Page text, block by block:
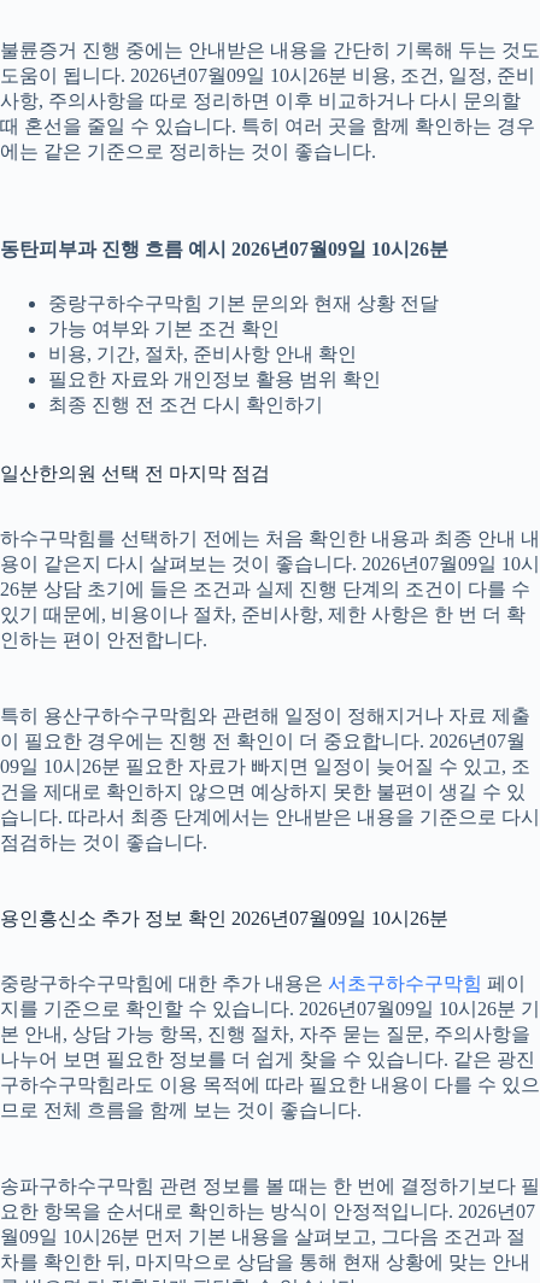
불륜증거 진행 중에는 안내받은 내용을 간단히 기록해 두는 것도
도움이 됩니다. 2026년07월09일 10시26분 비용, 조건, 일정, 준비
사항, 주의사항을 따로 정리하면 이후 비교하거나 다시 문의할
때 혼선을 줄일 수 있습니다. 특히 여러 곳을 함께 확인하는 경우
에는 같은 기준으로 정리하는 것이 좋습니다.
동탄피부과 진행 흐름 예시 2026년07월09일 10시26분
중랑구하수구막힘 기본 문의와 현재 상황 전달
가능 여부와 기본 조건 확인
비용, 기간, 절차, 준비사항 안내 확인
필요한 자료와 개인정보 활용 범위 확인
최종 진행 전 조건 다시 확인하기
일산한의원 선택 전 마지막 점검
하수구막힘를 선택하기 전에는 처음 확인한 내용과 최종 안내 내
용이 같은지 다시 살펴보는 것이 좋습니다. 2026년07월09일 10시
26분 상담 초기에 들은 조건과 실제 진행 단계의 조건이 다를 수
있기 때문에, 비용이나 절차, 준비사항, 제한 사항은 한 번 더 확
인하는 편이 안전합니다.
특히 용산구하수구막힘와 관련해 일정이 정해지거나 자료 제출
이 필요한 경우에는 진행 전 확인이 더 중요합니다. 2026년07월
09일 10시26분 필요한 자료가 빠지면 일정이 늦어질 수 있고, 조
건을 제대로 확인하지 않으면 예상하지 못한 불편이 생길 수 있
습니다. 따라서 최종 단계에서는 안내받은 내용을 기준으로 다시
점검하는 것이 좋습니다.
용인흥신소 추가 정보 확인 2026년07월09일 10시26분
중랑구하수구막힘에 대한 추가 내용은 서초구하수구막힘 페이
지를 기준으로 확인할 수 있습니다. 2026년07월09일 10시26분 기
본 안내, 상담 가능 항목, 진행 절차, 자주 묻는 질문, 주의사항을
나누어 보면 필요한 정보를 더 쉽게 찾을 수 있습니다. 같은 광진
구하수구막힘라도 이용 목적에 따라 필요한 내용이 다를 수 있으
므로 전체 흐름을 함께 보는 것이 좋습니다.
송파구하수구막힘 관련 정보를 볼 때는 한 번에 결정하기보다 필
요한 항목을 순서대로 확인하는 방식이 안정적입니다. 2026년07
월09일 10시26분 먼저 기본 내용을 살펴보고, 그다음 조건과 절
차를 확인한 뒤, 마지막으로 상담을 통해 현재 상황에 맞는 안내